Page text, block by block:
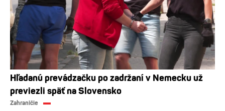
Hľadanú prevádzačku po zadržaní v Nemecku už
previezli späť na Slovensko
Zahraničie